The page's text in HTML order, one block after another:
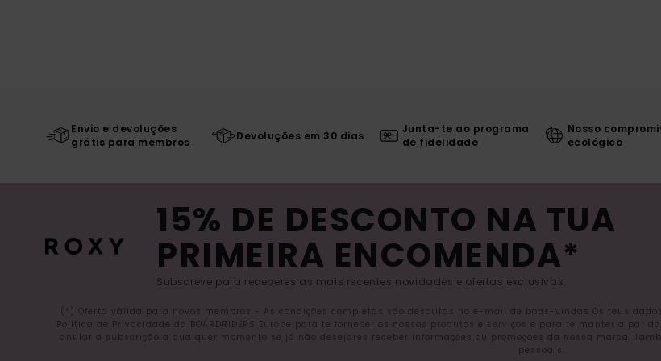
Envio e devoluções
grátis para membros
Devoluções em 30 dias
Junta-te ao programa
de fidelidade
Nosso
ecológico
15% DE DESCONTO NA TUA
PRIMEIRA ENCOMENDA*
Subscreve para receberes as mais recentes novidades e ofertas exclusivas.
(*) Oferta válida para novos membros - As condições completas são descritas no e-mail de boas-vindas Os teus dados
Política de Privacidade da BOARDRIDERS Europe para te fornecer os nossos produtos e serviços e para te manter a par
anular a subscrição a qualquer momento se já não desejares receber informações ou promoções da nossa marca.
pessoais.